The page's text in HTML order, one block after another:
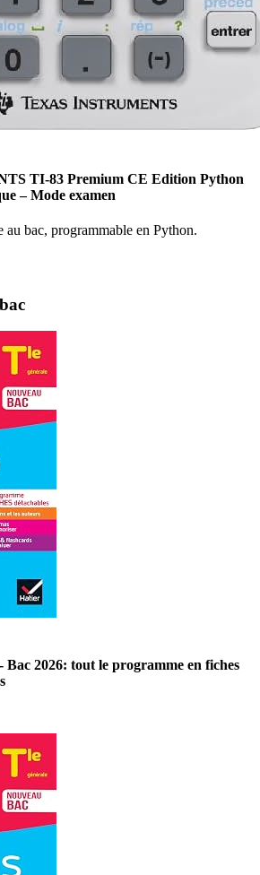
TI-83 Premium CE Edition Python
– Mode examen
bac, programmable en Python.
Bac 2026: tout le programme en fiches